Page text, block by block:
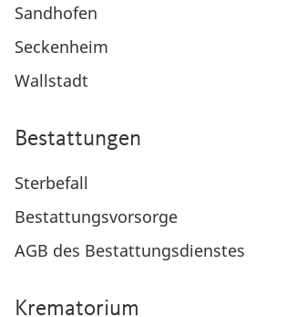
Sandhofen
Seckenheim
Wallstadt
Bestattungen
Sterbefall
Bestattungsvorsorge
AGB des Bestattungsdienstes
Krematorium